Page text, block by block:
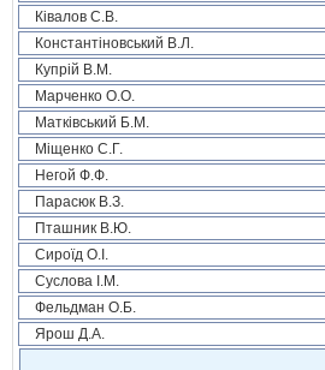
Ківалов С.В.
Константіновський В.Л.
Купрій В.М.
Марченко О.О.
Матківський Б.М.
Міщенко С.Г.
Негой Ф.Ф.
Парасюк В.З.
Пташник В.Ю.
Сироїд О.І.
Суслова І.М.
Фельдман О.Б.
Ярош Д.А.